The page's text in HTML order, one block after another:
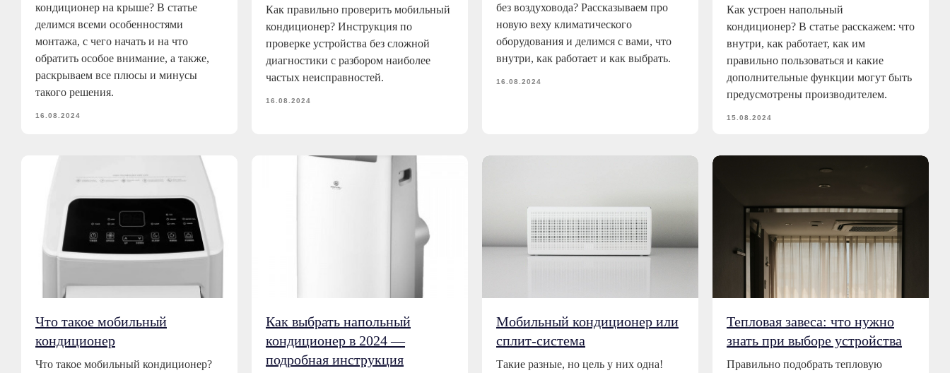
кондиционер на крыше? В статье
делимся всеми особенностями
монтажа, с чего начать и на что
обратить особое внимание, а также,
раскрываем все плюсы и минусы
такого решения.
16.08.2024
Как правильно проверить мобильный
кондиционер? Инструкция по
проверке устройства без сложной
диагностики с разбором наиболее
частых неисправностей.
16.08.2024
без воздуховода? Рассказываем про
новую веху климатического
оборудования и делимся с вами, что
внутри, как работает и как выбрать.
16.08.2024
Как устроен напольный
кондиционер? В статье расскажем: что
внутри, как работает, как им
правильно пользоваться и какие
дополнительные функции могут быть
предусмотрены производителем.
15.08.2024
Что такое мобильный
кондиционер
Что такое мобильный кондиционер?
Как выбрать напольный
кондиционер в 2024 —
подробная инструкция
Мобильный кондиционер или
сплит-система
Такие разные, но цель у них одна!
Тепловая завеса: что нужно
знать при выборе устройства
Правильно подобрать тепловую